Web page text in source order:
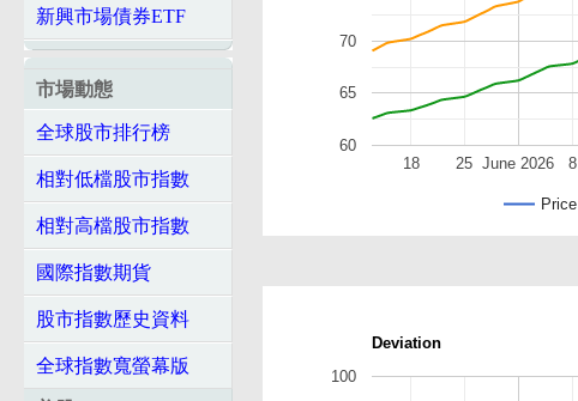
新興市場債券ETF
市場動態
全球股市排行榜
相對低檔股市指數
相對高檔股市指數
國際指數期貨
股市指數歷史資料
全球指數寬螢幕版
Price
June 2026
18 25 8
60
65
70
Deviation
100